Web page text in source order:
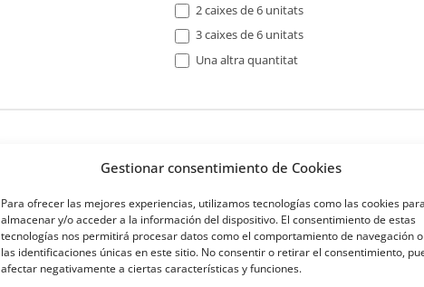
Gestionar consentimiento de Cookies
Para ofrecer las mejores experiencias, utilizamos tecnologías como las cookies para
almacenar y/o acceder a la información del dispositivo. El consentimiento de estas
tecnologías nos permitirá procesar datos como el comportamiento de navegación o
las identificaciones únicas en este sitio. No consentir o retirar el consentimiento,
afectar negativamente a ciertas características y funciones.
2 caixes de 6 unitats
3 caixes de 6 unitats
Una altra quantitat
1 Key Keg de 20 litres
2 Key Keg de 20 litres
3 Key Keg de 20 litres
Una altra quantitat
MANGO I
1 Key Keg
2 Key Keg
3 Key Keg
Una